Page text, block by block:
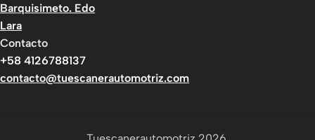
Barquisimeto. Edo
Lara
Contacto
+58 4126788137
contacto@tuescanerautomotriz.com